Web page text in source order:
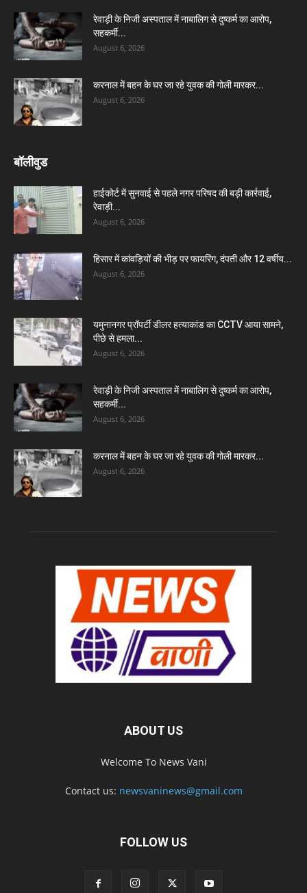
रेवाड़ी के निजी अस्पताल में नाबालिग से दुष्कर्म का आरोप,
सहकर्मी...
August 6, 2026
करनाल में बहन के घर जा रहे युवक की गोली मारकर...
August 6, 2026
बॉलीवुड
हाईकोर्ट में सुनवाई से पहले नगर परिषद की बड़ी कार्रवाई,
रेवाड़ी...
August 6, 2026
हिसार में कांवड़ियों की भीड़ पर फायरिंग, दंपती और 12 वर्षीय...
August 6, 2026
यमुनानगर प्रॉपर्टी डीलर हत्याकांड का CCTV आया सामने,
पीछे से हमला...
August 6, 2026
रेवाड़ी के निजी अस्पताल में नाबालिग से दुष्कर्म का आरोप,
सहकर्मी...
August 6, 2026
करनाल में बहन के घर जा रहे युवक की गोली मारकर...
August 6, 2026
ABOUT US
Welcome To News Vani
Contact us: newsvaninews@gmail.com
FOLLOW US